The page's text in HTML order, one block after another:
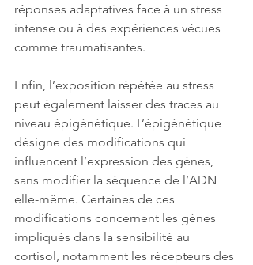
réponses adaptatives face à un stress
intense ou à des expériences vécues
comme traumatisantes.
Enfin, l’exposition répétée au stress
peut également laisser des traces au
niveau épigénétique. L’épigénétique
désigne des modifications qui
influencent l’expression des gènes,
sans modifier la séquence de l’ADN
elle-même. Certaines de ces
modifications concernent les gènes
impliqués dans la sensibilité au
cortisol, notamment les récepteurs des